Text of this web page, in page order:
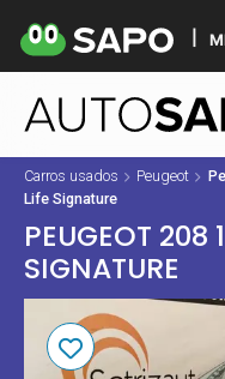
Carros usados Peugeot
Life Signature
PEUGEOT 208
SIGNATURE